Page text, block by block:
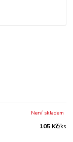
105 Kč/ks
Není skladem